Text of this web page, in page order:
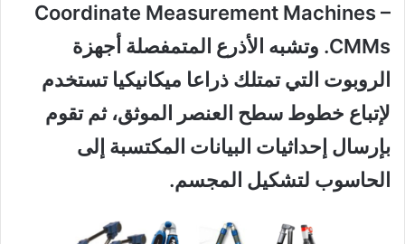
Coordinate Measurement Machines –
CMMs. وتشبه الأذرع المتمفصلة أجهزة
الروبوت التي تمتلك ذراعا ميكانيكيا تستخدم
لإتباع خطوط سطح العنصر الموثق، ثم تقوم
بإرسال إحداثيات البيانات المكتسبة إلى
الحاسوب لتشكيل المجسم.